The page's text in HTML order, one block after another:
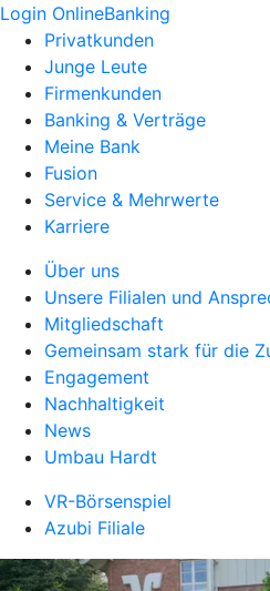
Login OnlineBanking
Privatkunden
Junge Leute
Firmenkunden
Banking & Verträge
Meine Bank
Fusion
Service & Mehrwerte
Karriere
Über uns
Unsere Filialen und
Mitgliedschaft
Gemeinsam stark für die
Engagement
Nachhaltigkeit
News
Umbau Hardt
VR-Börsenspiel
Azubi Filiale